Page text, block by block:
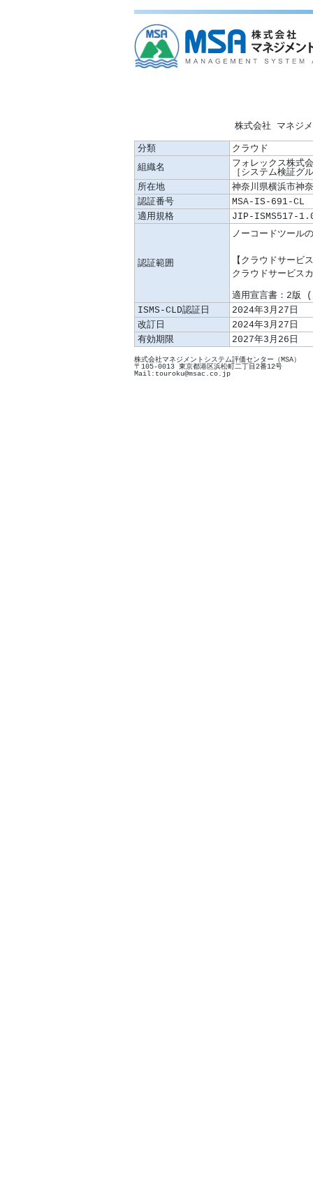
株式会社 マネジ
分類
クラウド
組織名
フォレックス株式
［システム検証グ
所在地
神奈川県横浜市神
認証番号
MSA-IS-691-CL
適用規格
JIP-ISMS517-
認証範囲
適用宣言書：2版
ISMS-CLD認証日
2024年3月27日
改訂日
2024年3月27日
有効期限
2027年3月26日
株式会社マネジメントシステム評価センター（MSA）
〒105-0013 東京都港区浜松町二丁目2番12号
Mail:touroku@msac.co.jp